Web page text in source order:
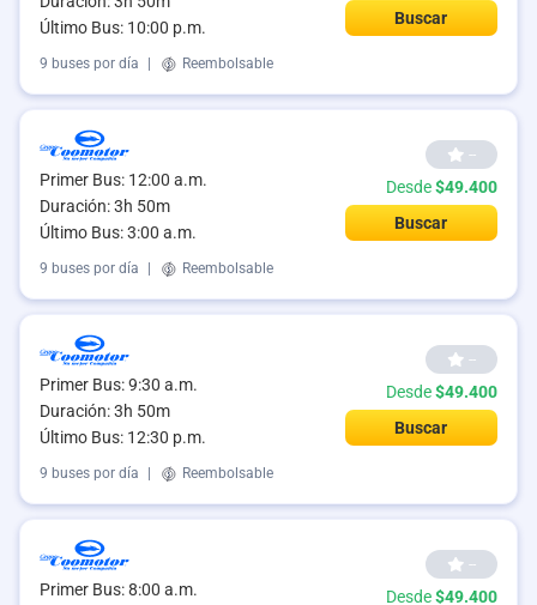
Último Bus: 10:00 p.m.
Buscar
9 buses por día Reembolsable
Primer Bus: 12:00 a.m.
Duración: 3h 50m
Último Bus: 3:00 a.m.
--
Desde$49.400
Buscar
9 buses por día Reembolsable
Primer Bus: 9:30 a.m.
Duración: 3h 50m
Último Bus: 12:30 p.m.
--
Desde$49.400
Buscar
9 buses por día Reembolsable
Primer Bus: 8:00 a.m.
--
Desde$49.400